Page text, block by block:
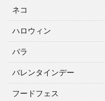
ネコ
ハロウィン
バラ
バレンタインデー
フードフェス